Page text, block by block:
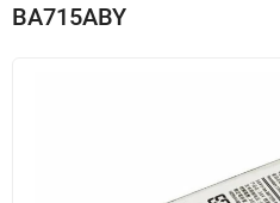
BA715ABY